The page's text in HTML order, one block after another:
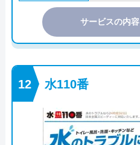
サービスの内
水110番